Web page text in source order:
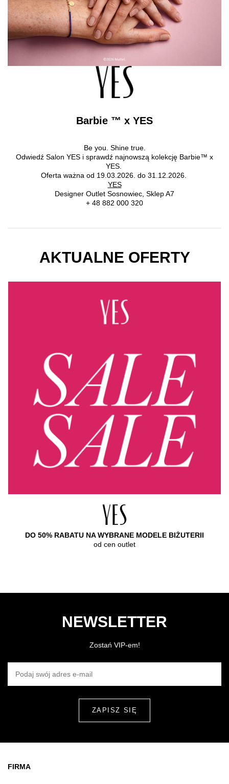
Barbie ™ x YES
Be you. Shine true.
Odwiedź Salon YES i sprawdź najnowszą kolekcję Barbie™ x
YES.
Oferta ważna od 19.03.2026. do 31.12.2026.
YES
Designer Outlet Sosnowiec, Sklep A7
+ 48 882 000 320
AKTUALNE OFERTY
DO 50% RABATU NA WYBRANE MODELE BIŻUTERII
od cen outlet
NEWSLETTER
Zostań VIP-em!
FIRMA